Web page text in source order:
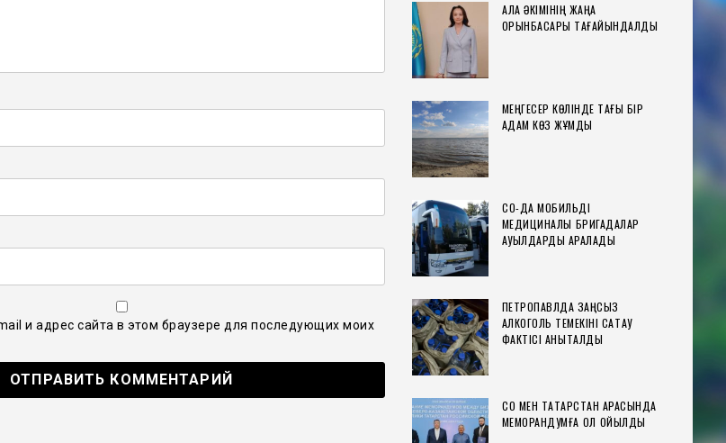
и адрес сайта в этом браузере для последующих моих
ҚАЛА ӘКІМІНІҢ ЖАҢА
ОРЫНБАСАРЫ ТАҒАЙЫНДАЛДЫ
МЕҢГЕСЕР КӨЛІНДЕ ТАҒЫ БІР
АДАМ КӨЗ ЖҰМДЫ
СҚО-ДА МОБИЛЬДІ
МЕДИЦИНАЛЫҚ БРИГАДАЛАР
АУЫЛДАРДЫ АРАЛАДЫ
ПЕТРОПАВЛДА ЗАҢСЫЗ
АЛКОГОЛЬ ТЕМЕКІНІ САҚТАУ
ФАКТІСІ АНЫҚТАЛДЫ
СҚО МЕН ТАТАРСТАН АРАСЫНДА
МЕМОРАНДУМҒА ҚОЛ ҚОЙЫЛДЫ